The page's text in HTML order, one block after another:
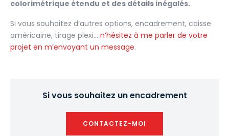
colorimétrique étendu et des détails inégalés.
Si vous souhaitez d’autres options, encadrement, caisse
américaine, tirage plexi… n’hésitez à me parler de votre
projet en m’envoyant un message.
Si vous souhaitez un encadrement
CONTACTEZ-MOI